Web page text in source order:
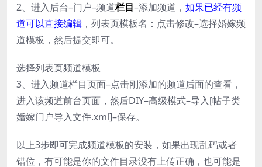
2、进入后台–门户–频道栏目–添加频道， 如果已经有频
道可以直接编辑 ，列表页模板名：点击修改–选择婚嫁频
道模板，然后提交即可。
选择列表页频道模板
3、进入频道栏目页面–点击刚添加的频道后面的查看，
进入该频道前台页面，然后DIY–高级模式–导入[帖子类
婚嫁门户导入文件.xml]–保存。
以上3步即可完成频道模板的安装，如果出现乱码或者
错位，有可能是你的文件目录没有上传正确，也可能是